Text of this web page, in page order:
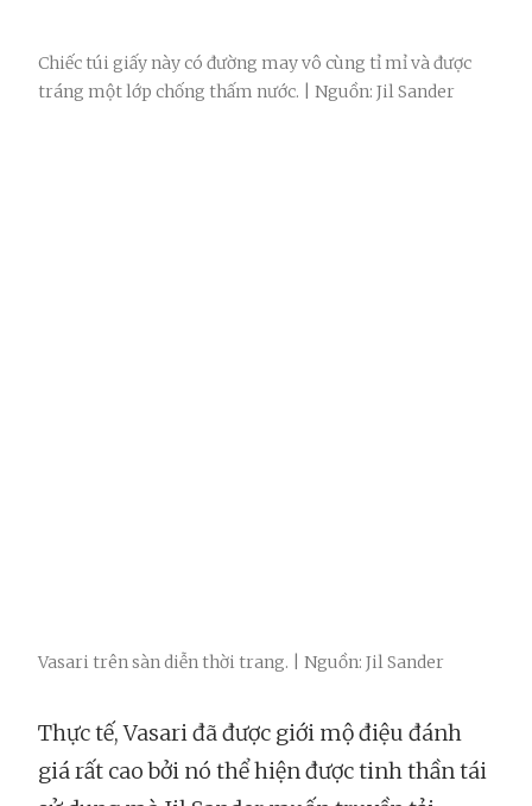
Chiếc túi giấy này có đường may vô cùng tỉ mỉ và được
tráng một lớp chống thấm nước. | Nguồn: Jil Sander
Vasari trên sàn diễn thời trang. | Nguồn: Jil Sander
Thực tế, Vasari đã được giới mộ điệu đánh
giá rất cao bởi nó thể hiện được tinh thần tái